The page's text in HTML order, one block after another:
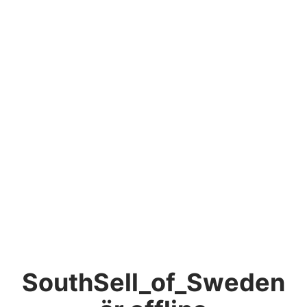
SouthSell_of_Sweden